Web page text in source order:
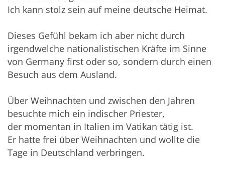
Ich kann stolz sein auf meine deutsche Heimat.
Dieses Gefühl bekam ich aber nicht durch
irgendwelche nationalistischen Kräfte im Sinne
von Germany first oder so, sondern durch einen
Besuch aus dem Ausland.
Über Weihnachten und zwischen den Jahren
besuchte mich ein indischer Priester,
der momentan in Italien im Vatikan tätig ist.
Er hatte frei über Weihnachten und wollte die
Tage in Deutschland verbringen.